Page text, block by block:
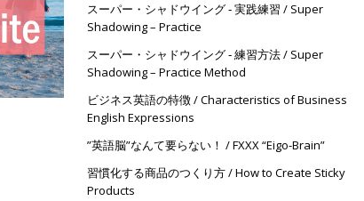
スーパー・シャドウイング ‐ 実践練習 / Super
Shadowing – Practice
スーパー・シャドウイング ‐ 練習方法 / Super
Shadowing – Practice Method
ビジネス英語の特徴 / Characteristics of Business
English Expressions
”英語脳”なんて要らない！ / FXXX “Eigo-Brain”
習慣化する商品のつくり方 / How to Create Sticky
Products